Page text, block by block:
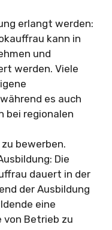
erlangt werden:
kann in
und
werden. Viele
es auch
bei regionalen
bewerben.
Die
dauert in der
der Ausbildung
eine
von Betrieb zu